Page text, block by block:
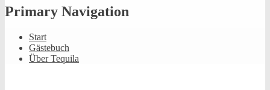
Primary Navigation
Start
Gästebuch
Über Tequila